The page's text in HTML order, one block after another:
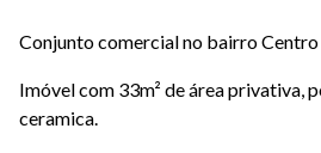
Conjunto comercial no bairro
Imóvel com 33m² de área privativa,
ceramica.